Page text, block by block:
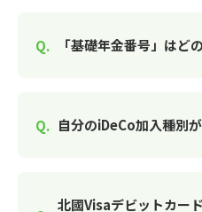
「基礎年金番号」はど
自分のiDeCo加入種別
北國Visaデビットカー